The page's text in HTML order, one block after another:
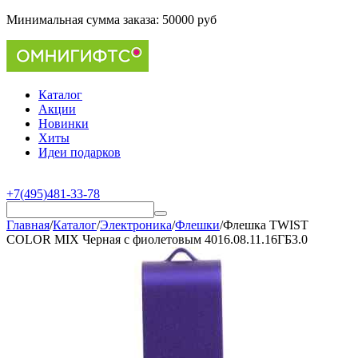
Минимальная сумма заказа: 50000 руб
Каталог
Акции
Новинки
Хиты
Идеи подарков
+7(495)481-33-78
Главная/Каталог/Электроника/Флешки/Флешка TWIST
COLOR MIX Черная с фиолетовым 4016.08.11.16ГБ3.0